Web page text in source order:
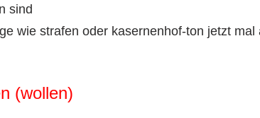
sind
wie strafen oder kasernenhof-ton jetzt mal
(wollen)